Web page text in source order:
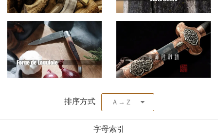
排序方式 Ａ→Ｚ
字母索引